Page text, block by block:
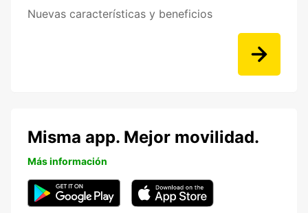
Nuevas características y beneficios
Misma app. Mejor movilidad.
Más información